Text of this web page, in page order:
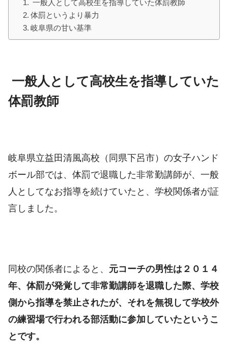
一般人として高校生を指導していた体罰教師
体罰というより暴力
岐阜県の甘い基準
一般人として高校生を指導していた
体罰教師
岐阜県立益田清風高校（同県下呂市）の女子ハンド
ボール部では、体罰で退職した非常勤講師が、一般
人としてなお指導を続けていたと、学校関係者が証
言しました。
同校の関係者によると、 元コーチの男性は２０１４
年、体罰が発覚して非常勤講師を退職した際、学校
側から指導を禁止されたが、それを無視して学校外
の練習場で行われる部活動に参加していたというこ
とです。